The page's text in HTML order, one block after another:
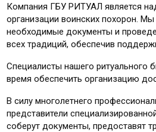
Компания ГБУ РИТУАЛ является
организации воинских похорон.
необходимые документы и
всех традиций, обеспечив
Специалисты нашего ритуального
время обеспечить организацию
В силу многолетнего
представители
соберут документы, предоставят